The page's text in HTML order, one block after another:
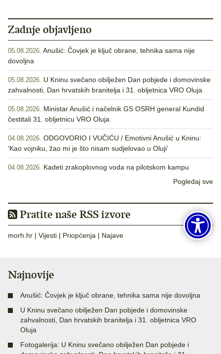
Zadnje objavljeno
05.08.2026. Anušić: Čovjek je ključ obrane, tehnika sama nije
dovoljna
05.08.2026. U Kninu svečano obilježen Dan pobjede i domovinske
zahvalnosti, Dan hrvatskih branitelja i 31. obljetnica VRO Oluja
05.08.2026. Ministar Anušić i načelnik GS OSRH general Kundid
čestitali 31. obljetnicu VRO Oluja
04.08.2026. ODGOVORIO I VUČIĆU / Emotivni Anušić u Kninu:
‘Kao vojniku, žao mi je što nisam sudjelovao u Oluji’
04.08.2026. Kadeti zrakoplovnog voda na pilotskom kampu
Pogledaj sve
Pratite naše RSS izvore
morh.hr | Vijesti | Priopćenja | Najave
Najnovije
Anušić: Čovjek je ključ obrane, tehnika sama nije dovoljna
U Kninu svečano obilježen Dan pobjede i domovinske
zahvalnosti, Dan hrvatskih branitelja i 31. obljetnica VRO
Oluja
Fotogalerija: U Kninu svečano obilježen Dan pobjede i